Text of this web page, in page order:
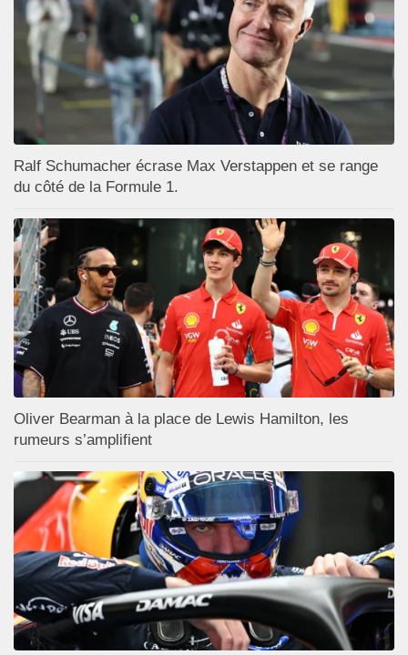
Ralf Schumacher écrase Max Verstappen et se range
du côté de la Formule 1.
Oliver Bearman à la place de Lewis Hamilton, les
rumeurs s’amplifient